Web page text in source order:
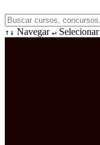
↑↓ Navegar ↵ Selecionar